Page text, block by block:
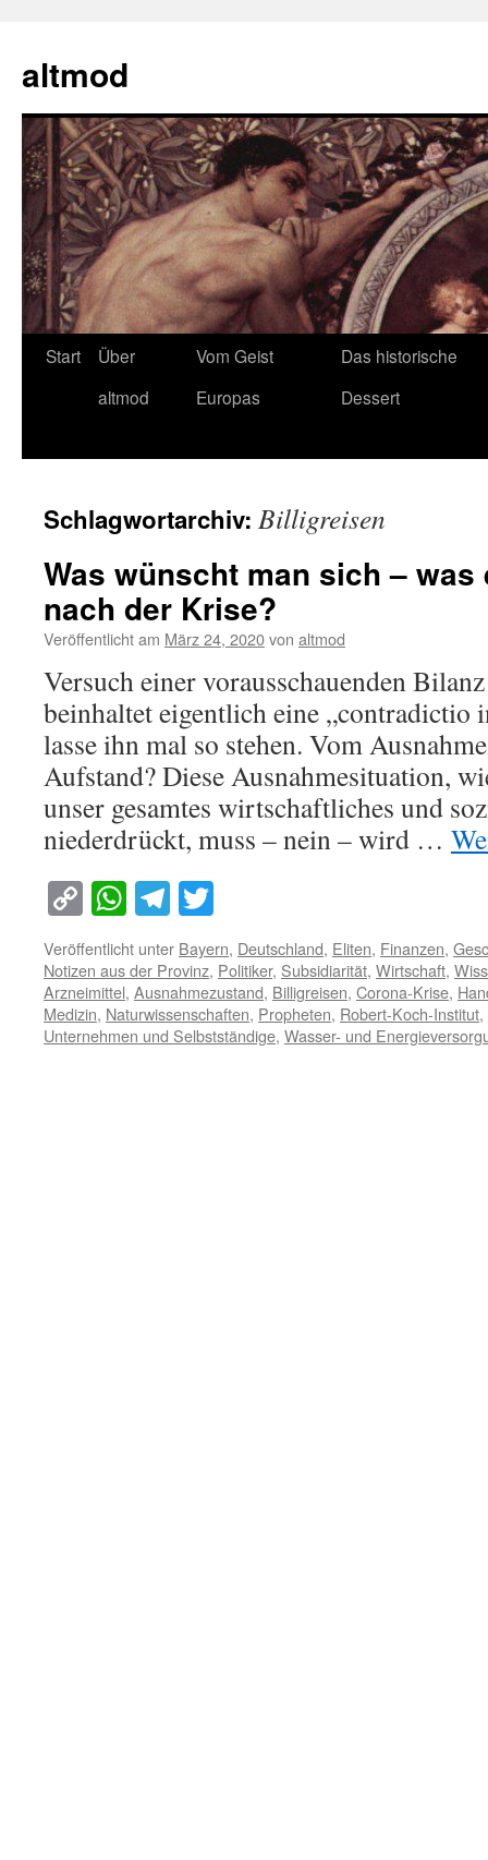
springen
altmod
Start
Über
altmod
Vom Geist
Europas
Das historische
Dessert
Schlagwortarchiv: Billigreisen
Was wünscht man sich –
nach der Krise?
Veröffentlicht am März 24, 2020von altmod
Versuch einer vorausschauenden
beinhaltet eigentlich eine „contradictio
lasse ihn mal so stehen. Vom
Aufstand? Diese Ausnahmesituation,
unser gesamtes wirtschaftliches und
niederdrückt, muss – nein – wird …
Copy
Link
WhatsApp
Telegram
Veröffentlicht unter Bayern, Deutschland, Eliten, Finanzen,
Notizen aus der Provinz, Politiker, Subsidiarität, Wirtschaft,
Arzneimittel, Ausnahmezustand, Billigreisen, Corona-Krise,
Medizin, Naturwissenschaften, Propheten, Robert-Koch-Institut,
Unternehmen und Selbstständige, Wasser- und